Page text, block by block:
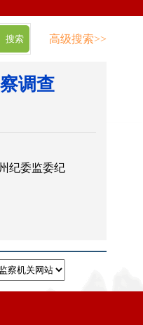
高级搜索>>
调查
纪委监委纪